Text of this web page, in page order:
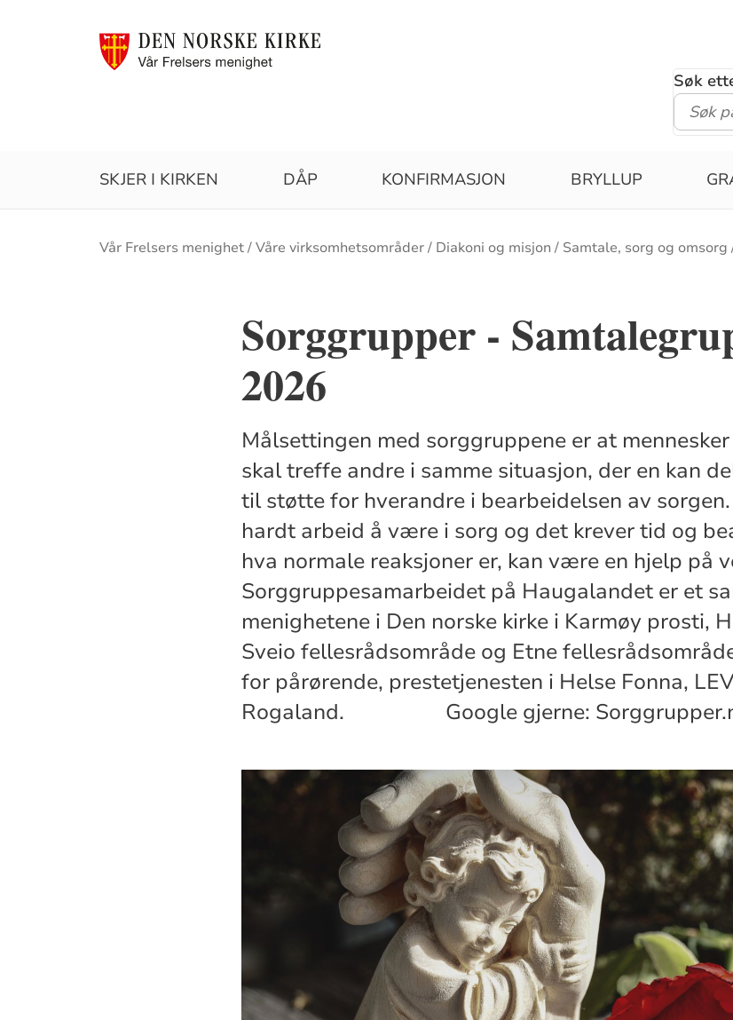
Søk
SKJER I KIRKEN DÅP KONFIRMASJON BRYLLUP
Brødsmulesti
Vår Frelsers menighet Våre virksomhetsområder Diakoni og misjon Samtale, sorg og omsorg
Sorggrupper -
2026
Målsettingen med sorggruppene er at
skal treffe andre i samme situasjon, der en kan
til støtte for hverandre i bearbeidelsen av
hardt arbeid å være i sorg og det krever tid og
hva normale reaksjoner er, kan være en hjelp på
Sorggruppesamarbeidet på Haugalandet er et
menighetene i Den norske kirke i Karmøy prosti,
Sveio fellesrådsområde og Etne
for pårørende, prestetjenesten i Helse Fonna,
Rogaland. Google gjerne: